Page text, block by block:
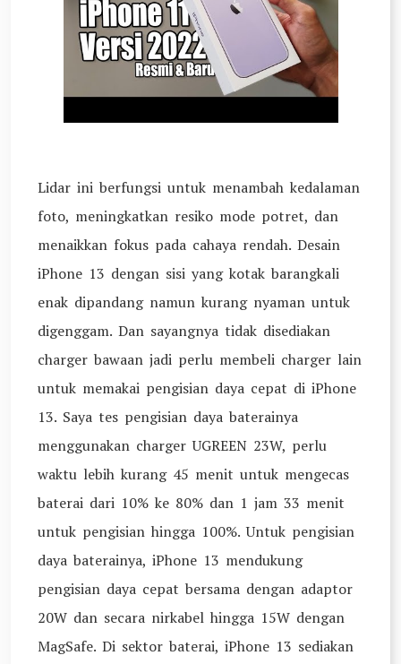
Lidar ini berfungsi untuk menambah kedalaman
foto, meningkatkan resiko mode potret, dan
menaikkan fokus pada cahaya rendah. Desain
iPhone 13 dengan sisi yang kotak barangkali
enak dipandang namun kurang nyaman untuk
digenggam. Dan sayangnya tidak disediakan
charger bawaan jadi perlu membeli charger lain
untuk memakai pengisian daya cepat di iPhone
13. Saya tes pengisian daya baterainya
menggunakan charger UGREEN 23W, perlu
waktu lebih kurang 45 menit untuk mengecas
baterai dari 10% ke 80% dan 1 jam 33 menit
untuk pengisian hingga 100%. Untuk pengisian
daya baterainya, iPhone 13 mendukung
pengisian daya cepat bersama dengan adaptor
20W dan secara nirkabel hingga 15W dengan
MagSafe. Di sektor baterai, iPhone 13 sediakan